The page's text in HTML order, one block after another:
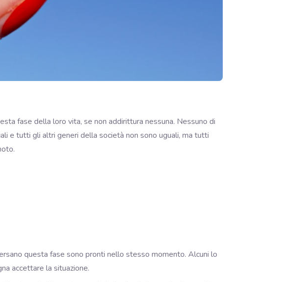
fase della loro vita, se non addirittura nessuna. Nessuno di
e tutti gli altri generi della società non sono uguali, ma tutti
questa fase sono pronti nello stesso momento. Alcuni lo
accettare la situazione.